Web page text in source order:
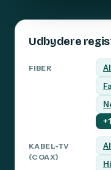
Udbydere
FIBER
KABEL-TV
(COAX)